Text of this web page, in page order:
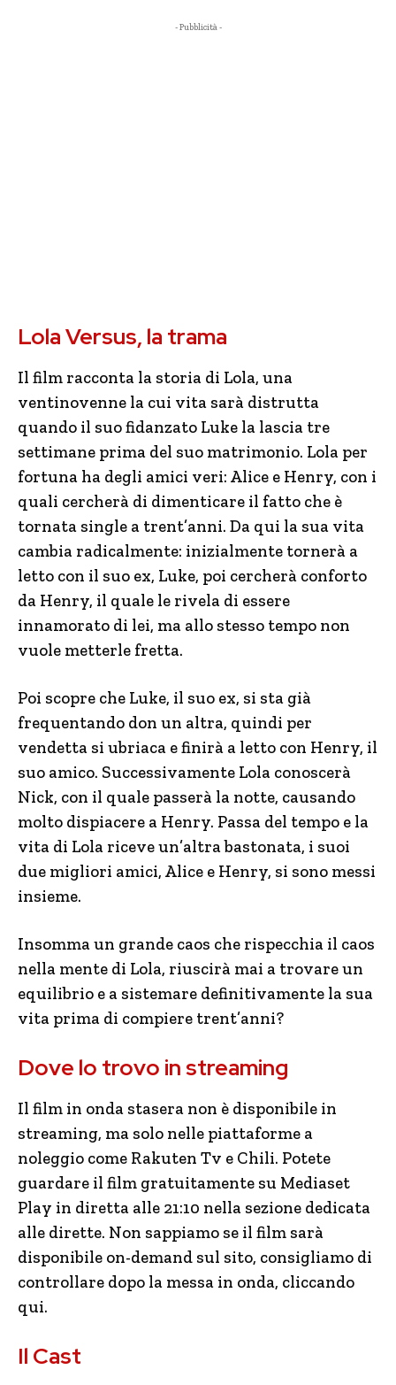
- Pubblicità -
Lola Versus, la trama
Il film racconta la storia di Lola, una
ventinovenne la cui vita sarà distrutta
quando il suo fidanzato Luke la lascia tre
settimane prima del suo matrimonio. Lola per
fortuna ha degli amici veri: Alice e Henry, con i
quali cercherà di dimenticare il fatto che è
tornata single a trent’anni. Da qui la sua vita
cambia radicalmente: inizialmente tornerà a
letto con il suo ex, Luke, poi cercherà conforto
da Henry, il quale le rivela di essere
innamorato di lei, ma allo stesso tempo non
vuole metterle fretta.
Poi scopre che Luke, il suo ex, si sta già
frequentando don un altra, quindi per
vendetta si ubriaca e finirà a letto con Henry, il
suo amico. Successivamente Lola conoscerà
Nick, con il quale passerà la notte, causando
molto dispiacere a Henry. Passa del tempo e la
vita di Lola riceve un’altra bastonata, i suoi
due migliori amici, Alice e Henry, si sono messi
insieme.
Insomma un grande caos che rispecchia il caos
nella mente di Lola, riuscirà mai a trovare un
equilibrio e a sistemare definitivamente la sua
vita prima di compiere trent’anni?
Dove lo trovo in streaming
Il film in onda stasera non è disponibile in
streaming, ma solo nelle piattaforme a
noleggio come Rakuten Tv e Chili. Potete
guardare il film gratuitamente su Mediaset
Play in diretta alle 21:10 nella sezione dedicata
alle dirette. Non sappiamo se il film sarà
disponibile on-demand sul sito, consigliamo di
controllare dopo la messa in onda, cliccando
qui.
Il Cast